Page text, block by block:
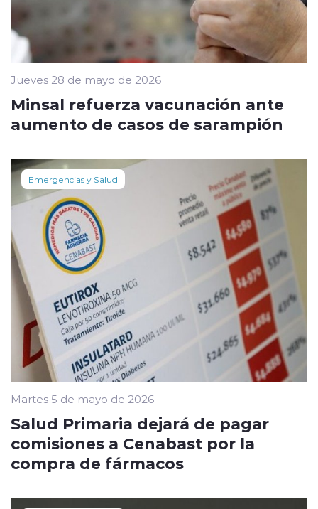
Jueves 28 de mayo de 2026
Minsal refuerza vacunación ante
aumento de casos de sarampión
Emergencias y Salud
Martes 5 de mayo de 2026
Salud Primaria dejará de pagar
comisiones a Cenabast por la
compra de fármacos